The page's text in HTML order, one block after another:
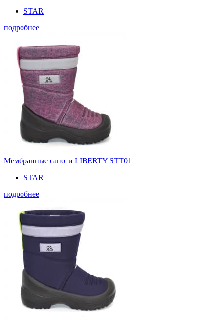
STAR
подробнее
Мембранные сапоги LIBERTY STT01
STAR
подробнее